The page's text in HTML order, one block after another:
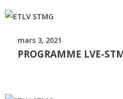
mars 3, 2021
PROGRAMME LVE-